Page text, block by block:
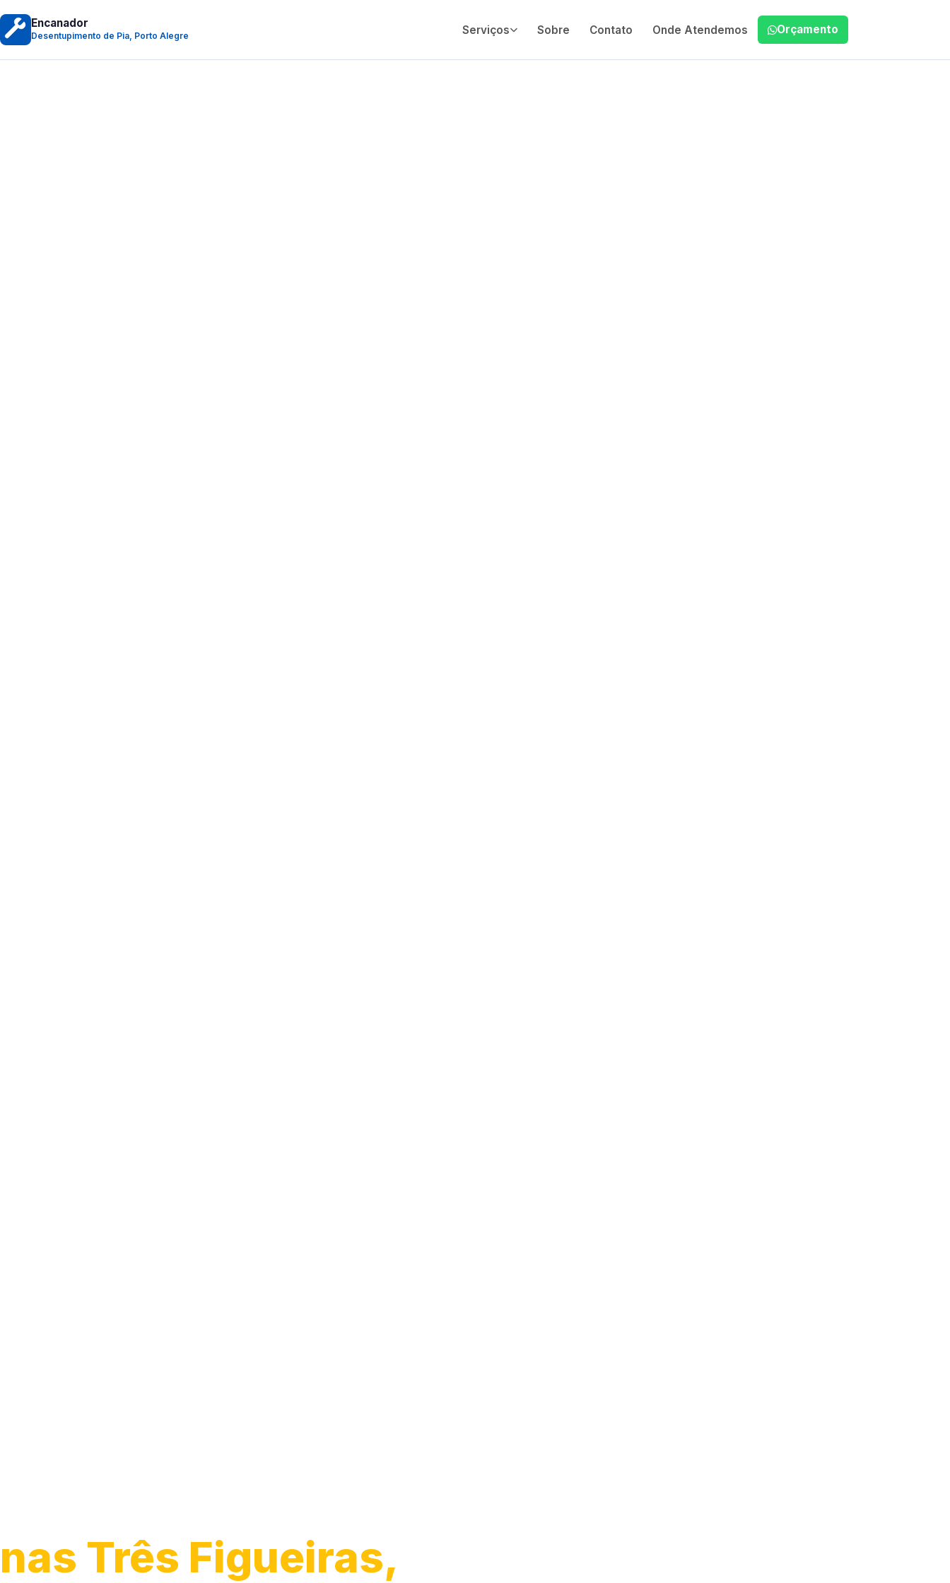
Encanador
Desentupimento de Pia, Porto Alegre Serviços Sobre Contato Onde Atendemos Orçamento
nas Três Figueiras,